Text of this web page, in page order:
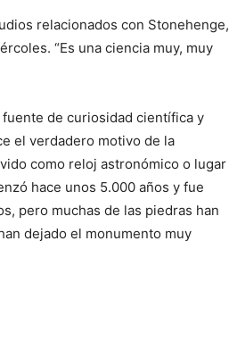
relacionados con Stonehenge,
“Es una ciencia muy, muy
de curiosidad científica y
el verdadero motivo de la
como reloj astronómico o lugar
hace unos 5.000 años y fue
pero muchas de las piedras han
dejado el monumento muy